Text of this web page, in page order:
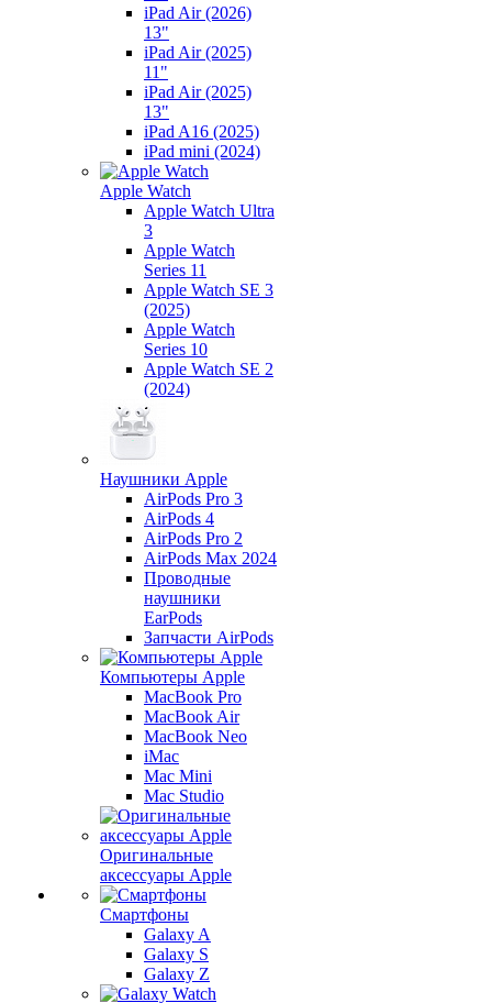
iPad Air (2026)
13"
iPad Air (2025)
11"
iPad Air (2025)
13"
iPad A16 (2025)
iPad mini (2024)
Apple Watch
Apple Watch Ultra
3
Apple Watch
Series 11
Apple Watch SE 3
(2025)
Apple Watch
Series 10
Apple Watch SE 2
(2024)
Наушники Apple
AirPods Pro 3
AirPods 4
AirPods Pro 2
AirPods Max 2024
Проводные
наушники
EarPods
Запчасти AirPods
Компьютеры Apple
MacBook Pro
MacBook Air
MacBook Neo
iMac
Mac Mini
Mac Studio
Оригинальные
аксессуары Apple
Смартфоны
Galaxy A
Galaxy S
Galaxy Z